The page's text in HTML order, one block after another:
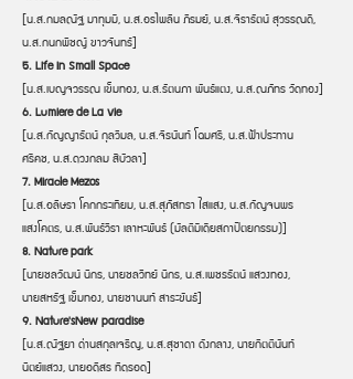
[น.ส.กมลณัฐ มาทุมมี, น.ส.อรไพลิน ภิรมย์, น.ส.จิรารัตน์ สุวรรณดี,
น.ส.กนกพิชญ์ ขาวจันทร์]
5. Life in Small Space
[น.ส.เบญจวรรณ เข็มทอง, น.ส.รัตนภา พันธ์แตง, น.ส.ณภัทร วัดทอง]
6. Lumiere de La vie
[น.ส.กัญญารัตน์ กุลวิมล, น.ส.จิรนันท์ โฉมศรี, น.ส.ฟ้าประทาน
ศรีคช, น.ส.ดวงกลม สีบัวลา]
7. Miracle Mezos
[น.ส.อลิษรา โคกกระเทียม, น.ส.สุภัสทรา ใสแสง, น.ส.กัญจนพร
แสงโคตร, น.ส.พันธ์วิรา เลาหะพันธ์ (มัลติมีเดียสถาปัตยกรรม)]
8. Nature park
[นายชลวัฒน์ นิกร, นายชลวิทย์ นิกร, น.ส.เพชรรัตน์ แสวงทอง,
นายสหรัฐ เข็มทอง, นายชานนท์ สาระขันธ์]
9. Nature'sNew paradise
[น.ส.ณัฐยา ด่านสกุลเจริญ, น.ส.สุชาดา ดังกลาง, นายกิตตินันท์
นิตย์แสวง, นายอดิสร ทิดรอด]